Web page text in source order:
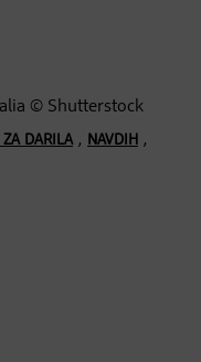
© Shutterstock
ZA DARILA, NAVDIH ,